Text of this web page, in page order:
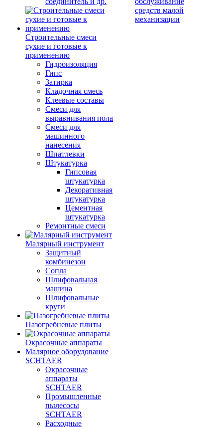
Строительные смеси
сухие и готовые к
применению
Гидроизоляция
Гипс
Затирка
Кладочная смесь
Клеевые составы
Смеси для
выравнивания пола
Смеси для
машинного
нанесения
Шпатлевки
Штукатурка
Гипсовая
штукатурка
Декоративная
штукатурка
Цементная
штукатурка
Ремонтные смеси
Малярный инструмент
Защитный
комбинезон
Сопла
Шлифовальная
машина
Шлифовальные
круги
Пазогребневые плиты
Окрасочные аппараты
Малярное оборудование
SCHTAER
Окрасочные
аппараты
SCHTAER
Промышленные
пылесосы
SCHTAER
Расходные
средств малой
механизации